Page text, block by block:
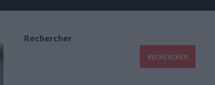
Rechercher
RECHERCHER